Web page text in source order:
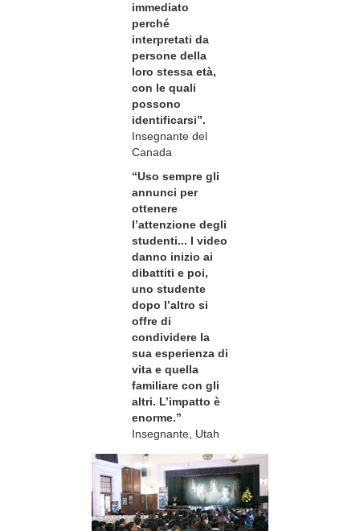
immediato
perché
interpretati da
persone della
loro stessa età,
con le quali
possono
identificarsi”.
Insegnante del
Canada
“Uso sempre gli
annunci per
ottenere
l’attenzione degli
studenti... I video
danno inizio ai
dibattiti e poi,
uno studente
dopo l’altro si
offre di
condividere la
sua esperienza di
vita e quella
familiare con gli
altri. L’impatto è
enorme.”
Insegnante, Utah